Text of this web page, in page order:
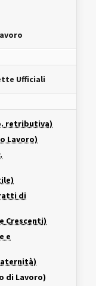
Ufficiali
retributiva)
Lavoro)
di
Crescenti)
e
di Lavoro)